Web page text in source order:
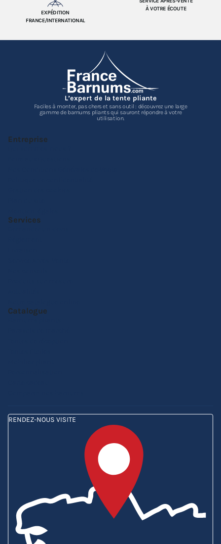
EXPÉDITION
FRANCE/INTERNATIONAL
À VOTRE ÉCOUTE
L’expert de la tente pliante
Faciles à monter, pas chers et sans outil : découvrez une large
gamme de barnums pliants qui sauront répondre à votre
utilisation.
Entreprise
Services
Catalogue
RENDEZ-NOUS VISITE